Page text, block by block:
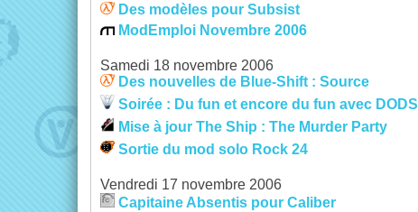
Des modèles pour Subsist
ModEmploi Novembre 2006
Samedi 18 novembre 2006
Des nouvelles de Blue-Shift : Source
Soirée : Du fun et encore du fun avec DODS
Mise à jour The Ship : The Murder Party
Sortie du mod solo Rock 24
Vendredi 17 novembre 2006
Capitaine Absentis pour Caliber